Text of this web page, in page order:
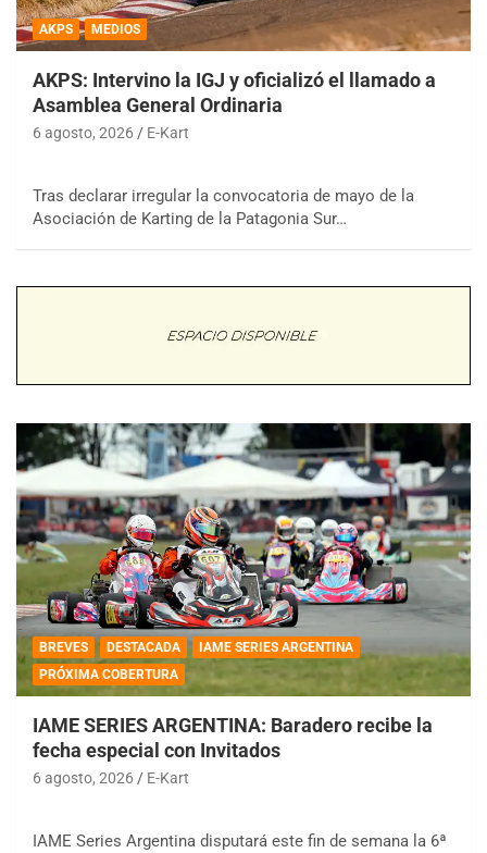
AKPS MEDIOS
AKPS: Intervino la IGJ y oficializó el llamado a
Asamblea General Ordinaria
6 agosto, 2026 E-Kart
Tras declarar irregular la convocatoria de mayo de la
Asociación de Karting de la Patagonia Sur…
BREVES DESTACADA
IAME SERIES ARGENTINA
PRÓXIMA COBERTURA
IAME SERIES ARGENTINA: Baradero recibe la
fecha especial con Invitados
6 agosto, 2026 E-Kart
IAME Series Argentina disputará este fin de semana la 6ª